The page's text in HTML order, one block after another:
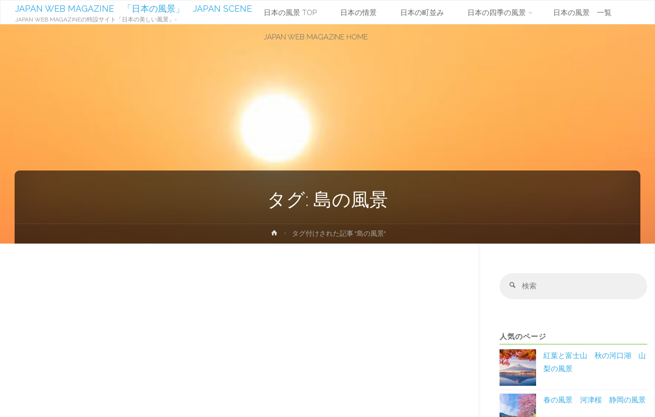
JAPAN WEB MAGAZINE 「日本の風景」 JAPAN SCENE
JAPAN WEB MAGAZINEの特設サイト「日本の美しい風景」-
コ
ン
ン
ス
日本の風景 TOP 日本の情景 日本の町並み 日本の四季の風景 日本の風景 一覧
JAPAN WEB MAGAZINE HOME
タグ: 島の風景
ホ
ー
タグ付けされた記事 "島の風景"
検
人気のページ
紅葉と富士山 秋の河口湖 山
梨の風景
春の風景 河津桜 静岡の風景